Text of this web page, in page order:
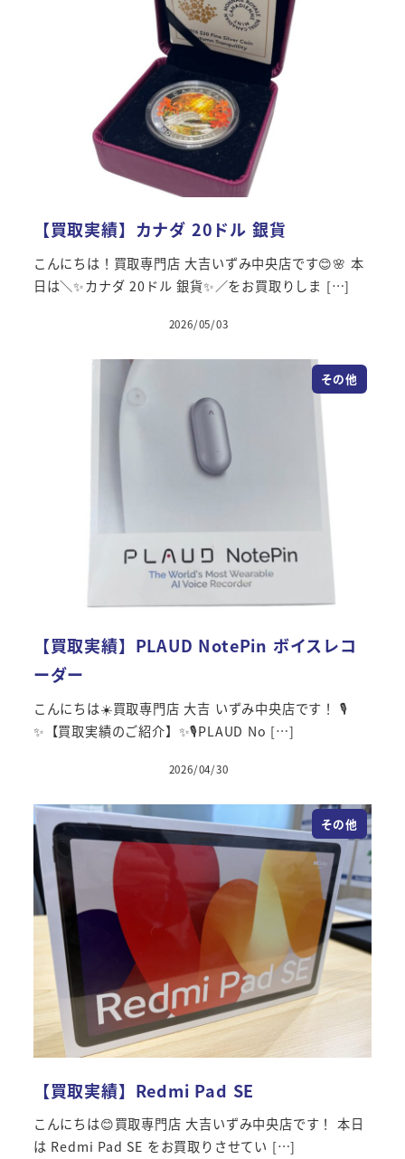
【買取実績】カナダ 20ドル 銀貨
こんにちは！買取専門店 大吉いずみ中央店です😊🌸 本
日は＼✨カナダ 20ドル 銀貨✨／をお買取りしま […]
2026/05/03
その他
【買取実績】PLAUD NotePin ボイスレコ
ーダー
こんにちは☀️買取専門店 大吉 いずみ中央店です！ 🎙️
✨【買取実績のご紹介】✨🎙️PLAUD No […]
2026/04/30
その他
【買取実績】Redmi Pad SE
こんにちは😊買取専門店 大吉いずみ中央店です！ 本日
は Redmi Pad SE をお買取りさせてい […]